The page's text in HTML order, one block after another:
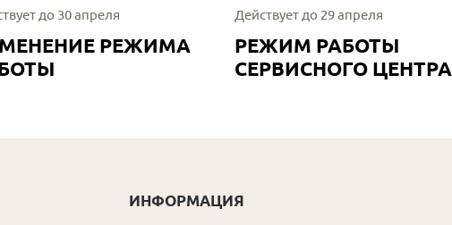
до 30 апреля
РЕЖИМА
Действует до 29 апреля
РЕЖИМ РАБОТЫ
СЕРВИСНОГО ЦЕНТРА
ИНФОРМАЦИЯ